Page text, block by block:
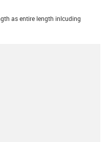
as entire length inlcuding